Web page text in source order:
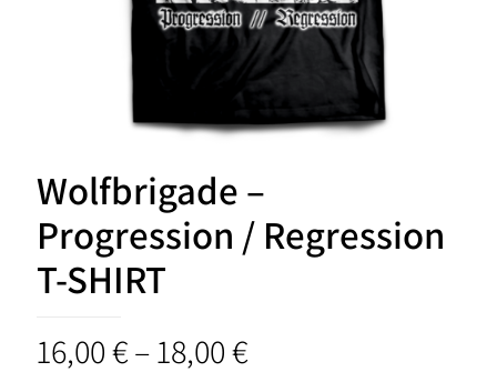
Wolfbrigade –
Progression / Regression
T-SHIRT
16,00€–18,00€